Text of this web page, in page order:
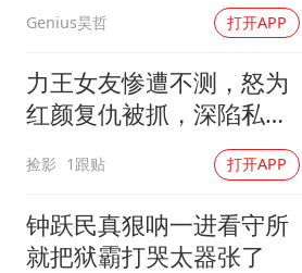
乐享全民健
Genius昊哲 打开APP
力王女友惨遭不测，怒为
红颜复仇被抓，深陷私人
捡影 1跟贴 打开APP
钟跃民真狠呐一进看守所
就把狱霸打哭太器张了